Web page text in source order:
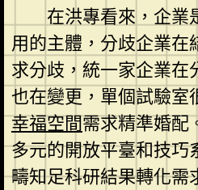
在洪專看來，企業
用的主體，分歧企業在
求分歧，統一家企業在
也在變更，單個試驗室
幸福空間需求精準婚配
多元的開放平臺和技巧
疇知足科研結果轉化需